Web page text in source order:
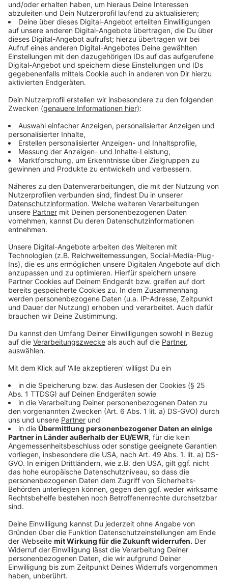
Die 0-Euro-Scheine
Anzeige
Begehrte Sammlerstücke für den guten Zweck - das
sind die 0-Euro-Scheine. In diesem Jahr hat Leony uns
das Motiv für die Scheine zur Verfügung gestellt.
Und das ist wirklich der Hammer. Alles zum Motiv und
den Scheinenfindet ihr hier.
Anzeige
Anzeige
Die Auktionen zugunsten der Aktion
Lichtblicke
Anzeige
Jedes Jahr stellen Künstlerinnen und Künstler,
Prominente und andere Unterstützer Dinge zur
Verfügung, die dann zugunsten der Aktion Lichtblicke
versteigert werden. Alles zu den Auktionen von Anfang
Dezembergibt es auf lichtblicke.de
Anzeige
©Radio NRW
Die Lichtblicke-Auktionen haben in diesem Jahr
48.949,45 Euro für die Aktion Lichtblicke eingebracht
Anzeige
Die Aktion Lichtblicke hilft seit weit mehr als
25 Jahren
Anzeige
DieAktion Lichtblickeist eine gemeinsame
Spendeninitiative der 45 NRW-Lokalradios, der Caritas,